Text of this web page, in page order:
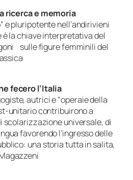
ricerca e memoria
e pluripotente nell’andirivieni
la chiave interpretativa del
sulle figure femminili del
fecero l’Italia
autrici e “operaie della
unitario contribuirono a
scolarizzazione universale, di
favorendo l’ingresso delle
una storia tutta in salita,